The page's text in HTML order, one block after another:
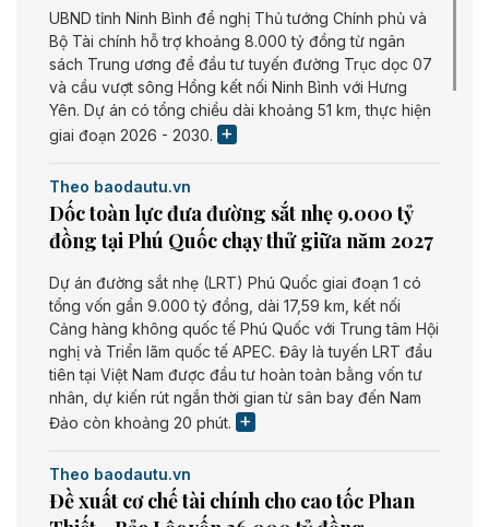
UBND tỉnh Ninh Bình đề nghị Thủ tướng Chính phủ và
Bộ Tài chính hỗ trợ khoảng 8.000 tỷ đồng từ ngân
sách Trung ương để đầu tư tuyến đường Trục dọc 07
và cầu vượt sông Hồng kết nối Ninh Bình với Hưng
Yên. Dự án có tổng chiều dài khoảng 51 km, thực hiện
giai đoạn 2026 - 2030.
Theo baodautu.vn
Dốc toàn lực đưa đường sắt nhẹ 9.000 tỷ
đồng tại Phú Quốc chạy thử giữa năm 2027
Dự án đường sắt nhẹ (LRT) Phú Quốc giai đoạn 1 có
tổng vốn gần 9.000 tỷ đồng, dài 17,59 km, kết nối
Cảng hàng không quốc tế Phú Quốc với Trung tâm Hội
nghị và Triển lãm quốc tế APEC. Đây là tuyến LRT đầu
tiên tại Việt Nam được đầu tư hoàn toàn bằng vốn tư
nhân, dự kiến rút ngắn thời gian từ sân bay đến Nam
Đảo còn khoảng 20 phút.
Theo baodautu.vn
Đề xuất cơ chế tài chính cho cao tốc Phan